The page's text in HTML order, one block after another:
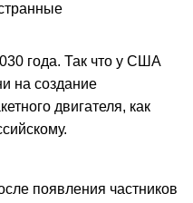
года. Так что у США
на создание
двигателя, как
появления частников